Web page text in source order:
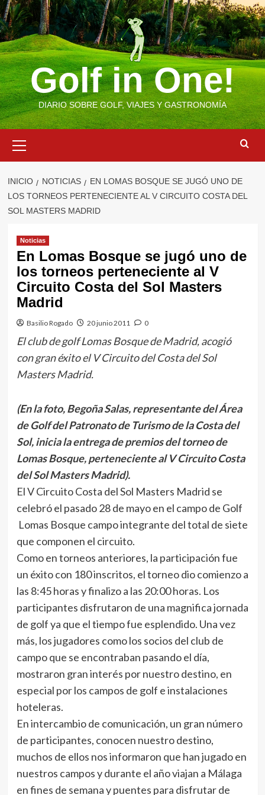
Saltar
al
contenido
Golf in One!
DIARIO SOBRE GOLF, VIAJES Y GASTRONOMÍA
primario
INICIO NOTICIAS
EN LOMAS BOSQUE SE JUGÓ UNO DE
LOS TORNEOS PERTENECIENTE AL V CIRCUITO COSTA DEL
SOL MASTERS MADRID
Noticias
En Lomas Bosque se jugó uno de
los torneos perteneciente al V
Circuito Costa del Sol Masters
Madrid
Basilio Rogado 20 junio 2011 0
El club de golf Lomas Bosque de Madrid, acogió
con gran éxito el V Circuito del Costa del Sol
Masters Madrid.
(En la foto, Begoña Salas, representante del Área
de Golf del Patronato de Turismo de la Costa del
Sol, inicia la entrega de premios del torneo de
Lomas Bosque, perteneciente al V Circuito Costa
del Sol Masters Madrid).
El V Circuito Costa del Sol Masters Madrid se
celebró el pasado 28 de mayo en el campo de Golf
Lomas Bosque campo integrante del total de siete
que componen el circuito.
Como en torneos anteriores, la participación fue
un éxito con 180 inscritos, el torneo dio comienzo a
las 8:45 horas y finalizo a las 20:00 horas. Los
participantes disfrutaron de una magnifica jornada
de golf ya que el tiempo fue esplendido. Una vez
más, los jugadores como los socios del club de
campo que se encontraban pasando el día,
mostraron gran interés por nuestro destino, en
especial por los campos de golf e instalaciones
hoteleras.
En intercambio de comunicación, un gran número
de participantes, conocen nuestro destino,
muchos de ellos nos informaron que han jugado en
nuestros campos y durante el año viajan a Málaga
en fines de semana y puentes para disfrutar de